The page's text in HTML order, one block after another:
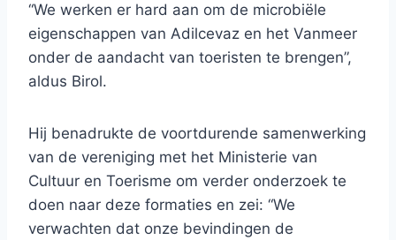
“We werken er hard aan om de microbiële
eigenschappen van Adilcevaz en het Vanmeer
onder de aandacht van toeristen te brengen”,
aldus Birol.
Hij benadrukte de voortdurende samenwerking
van de vereniging met het Ministerie van
Cultuur en Toerisme om verder onderzoek te
doen naar deze formaties en zei: “We
verwachten dat onze bevindingen de